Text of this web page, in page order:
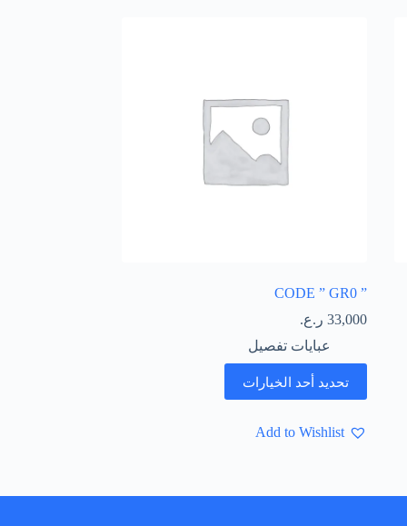
” CODE ” GR0
33,000 ر.ع.
عبايات تفصيل
تحديد أحد الخيارات
Add to Wishlist